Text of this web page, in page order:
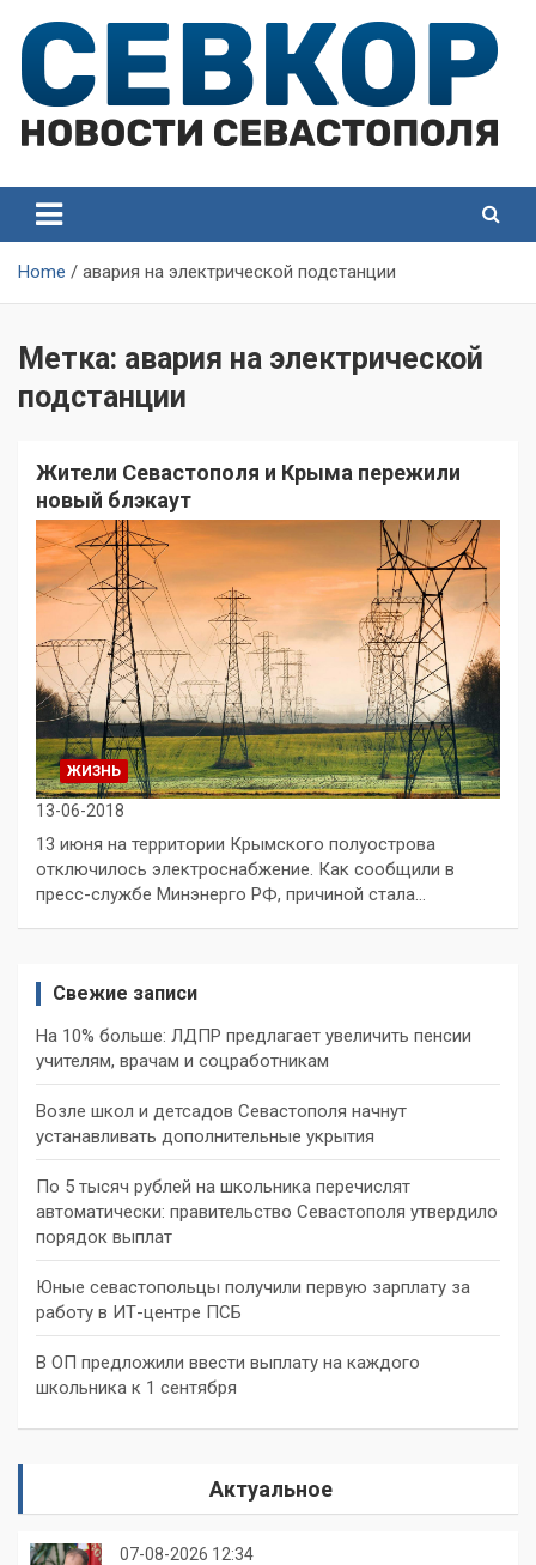
content
Севастополя
Севастополя
Home авария на электрической подстанции
Метка: авария на электрической
подстанции
Жители Севастополя и Крыма пережили
новый блэкаут
ЖИЗНЬ
13-06-2018
13 июня на территории Крымского полуострова
отключилось электроснабжение. Как сообщили в
пресс-службе Минэнерго РФ, причиной стала…
Свежие записи
На 10% больше: ЛДПР предлагает увеличить пенсии
учителям, врачам и соцработникам
Возле школ и детсадов Севастополя начнут
устанавливать дополнительные укрытия
По 5 тысяч рублей на школьника перечислят
автоматически: правительство Севастополя утвердило
порядок выплат
Юные севастопольцы получили первую зарплату за
работу в ИТ-центре ПСБ
В ОП предложили ввести выплату на каждого
школьника к 1 сентября
Актуальное
07-08-2026 12:34